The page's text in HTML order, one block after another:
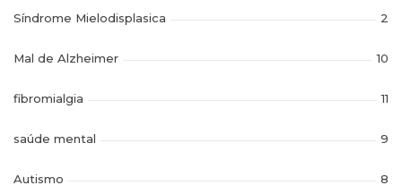
Síndrome Mielodisplasica 2
Mal de Alzheimer 10
fibromialgia 11
saúde mental 9
Autismo 8